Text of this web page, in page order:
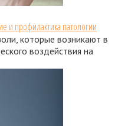
и профилактика патологии
которые возникают в
воздействия на